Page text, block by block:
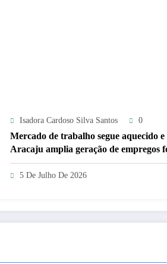
Isadora Cardoso Silva Santos 0
Mercado de trabalho segue aquecido e
Aracaju amplia geração de empregos
5 De Julho De 2026